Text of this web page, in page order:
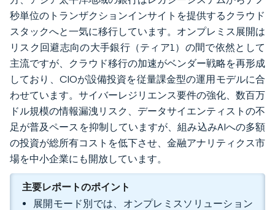
秒単位のトランザクションインサイトを提供するクラウド
スタックへと一気に移行しています。オンプレミス展開は
リスク回避志向の大手銀行（ティア1）の間で依然として
主流ですが、クラウド移行の加速がベンダー戦略を再形成
しており、CIOが設備投資を従量課金型の運用モデルに合
わせています。サイバーレジリエンス要件の強化、数百万
ドル規模の情報漏洩リスク、データサイエンティストの不
足が普及ペースを抑制していますが、組み込みAIへの多額
の投資が総所有コストを低下させ、金融アナリティクス市
場を中小企業にも開放しています。
主要レポートのポイント
展開モード別では、オンプレミスソリューション